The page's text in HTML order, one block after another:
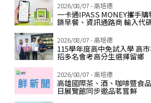
2026/08/07 - 高培德
一卡通IPASS MONEY攜手
鎖早餐、資訊通路商 輸入代
2026/08/07 - 高培德
115學年度高中免試入學 高
招多名會考高分生選擇留鄉
2026/08/07 - 高培德
高雄國際茶、酒、咖啡暨食
日展覽館同步邀品茗嘗鮮